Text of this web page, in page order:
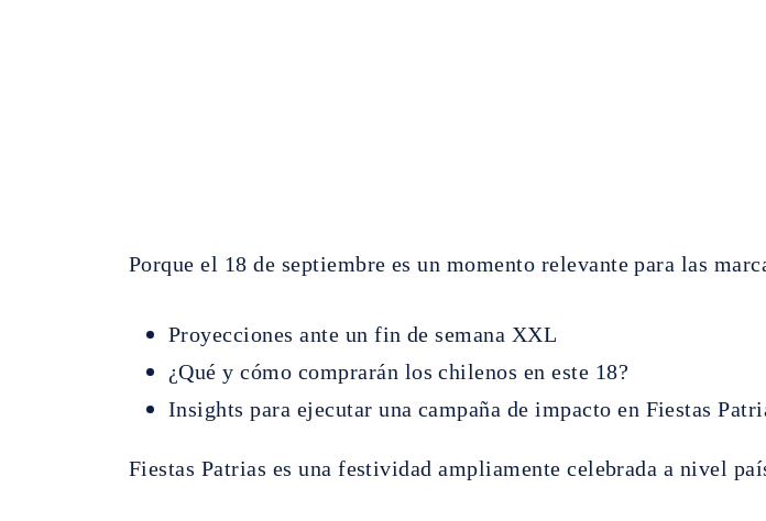
Porque el 18 de septiembre es un momento relevante para las
Proyecciones ante un fin de semana XXL
¿Qué y cómo comprarán los chilenos en este 18?
Insights para ejecutar una campaña de impacto en Fiestas
Fiestas Patrias es una festividad ampliamente celebrada a nivel